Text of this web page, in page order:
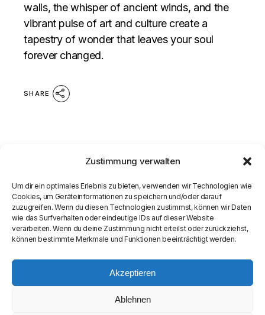
Zustimmung verwalten
Um dir ein optimales Erlebnis zu bieten, verwenden wir Technologien wie
Cookies, um Geräteinformationen zu speichern und/oder darauf
zuzugreifen. Wenn du diesen Technologien zustimmst, können wir Daten
wie das Surfverhalten oder eindeutige IDs auf dieser Website
verarbeiten. Wenn du deine Zustimmung nicht erteilst oder zurückziehst,
können bestimmte Merkmale und Funktionen beeinträchtigt werden.
Akzeptieren
Ablehnen
walls, the whisper of ancient winds, and the
vibrant pulse of art and culture create a
tapestry of wonder that leaves your soul
forever changed.
SHARE